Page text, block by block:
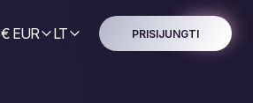
€ EUR LT PRISIJUNGTI